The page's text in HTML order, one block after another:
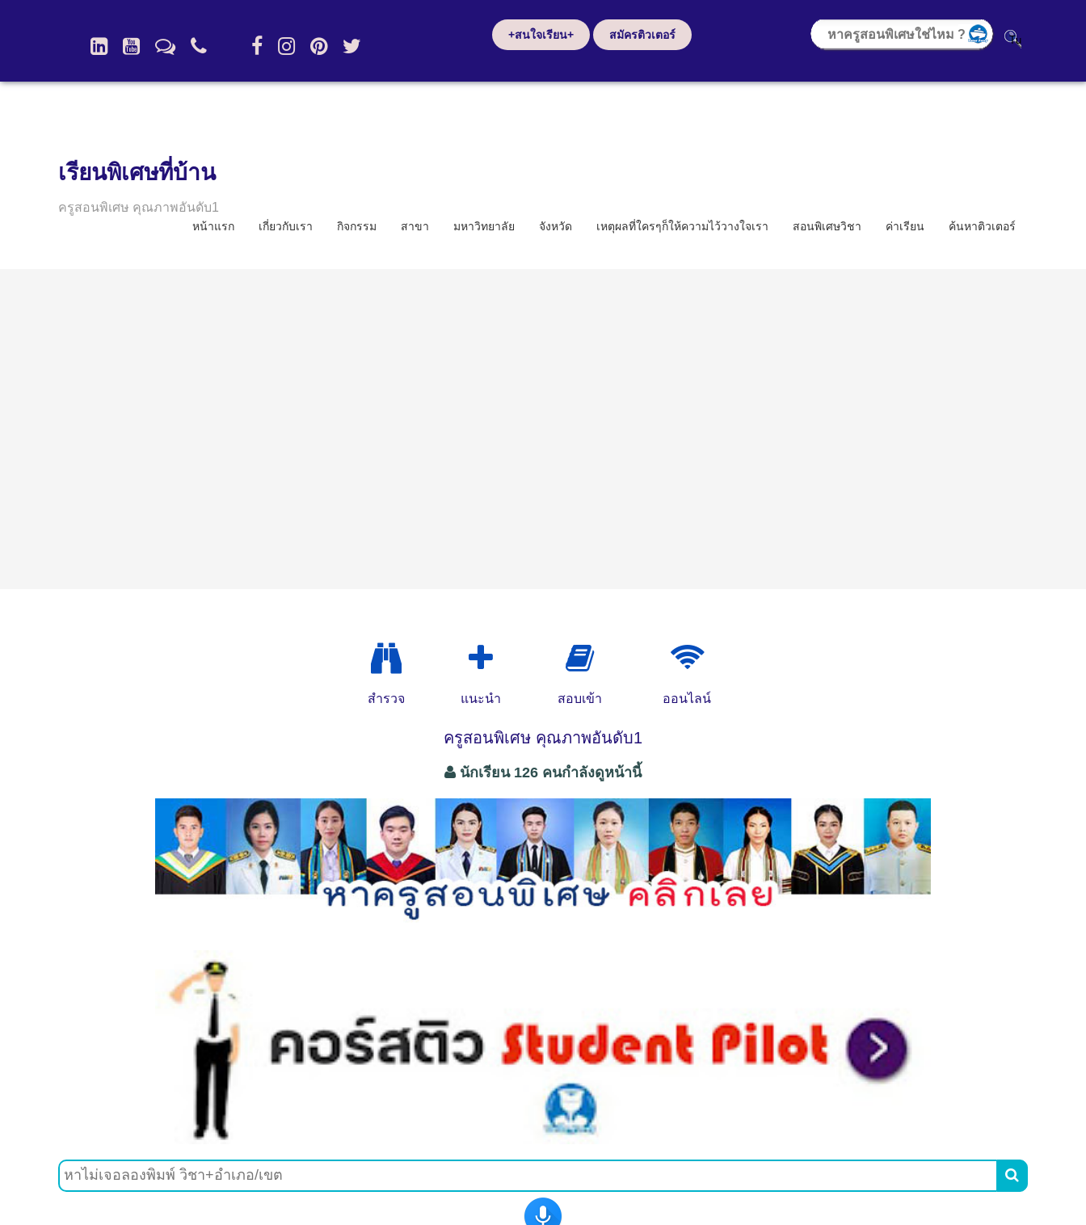
+สนใจเรียน+ สมัครติวเตอร์
เรียนพิเศษที่บ้าน
ครูสอนพิเศษ คุณภาพอันดับ1
หน้าแรก เกี่ยวกับเรา กิจกรรม สาขา มหาวิทยาลัย จังหวัด เหตุผลที่ใครๆก็ให้ความไว้วางใจเรา สอนพิเศษวิชา ค่าเรียน ค้นหาติวเตอร์
สำรวจ แนะนำ สอบเข้า ออนไลน์
ครูสอนพิเศษ คุณภาพอันดับ1
นักเรียน 126 คนกำลังดูหน้านี้
